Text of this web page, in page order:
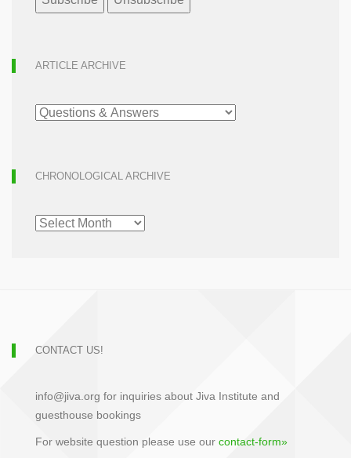
ARTICLE ARCHIVE
ARTICLE
ARCHIVE
CHRONOLOGICAL ARCHIVE
CHRONOLOGICAL
ARCHIVE
CONTACT US!
info@jiva.org for inquiries about Jiva Institute and
guesthouse bookings
For website question please use our contact-form»